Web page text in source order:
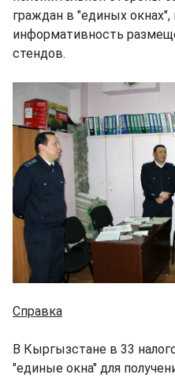
граждан в "единых
информативность
стендов.
Справка
В Кыргызстане в 33
"единые окна" для